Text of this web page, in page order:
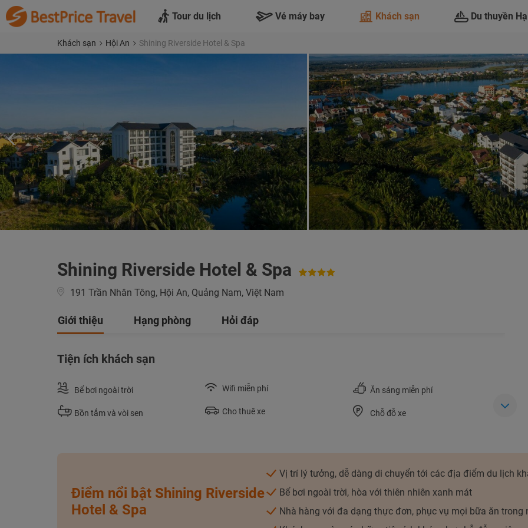
Tour du lịch Vé máy bay Khách sạn Du thuyền
Khách sạn Hội An Shining Riverside Hotel & Spa
Shining Riverside Hotel & Spa
191 Trần Nhân Tông, Hội An, Quảng Nam, Việt Nam
Giới thiệu Hạng phòng Hỏi đáp
Tiện ích khách sạn
Bể bơi ngoài trời Wifi miễn phí Ăn sáng miễn phí
Bồn tắm và vòi sen Cho thuê xe Chỗ đỗ xe
Điểm nổi bật Shining Riverside
Hotel & Spa
Vị trí lý tưởng, dễ dàng di chuyển tới các địa điểm du lịch
Bể bơi ngoài trời, hòa với thiên nhiên xanh mát
Nhà hàng với đa dạng thực đơn, phục vụ mọi bữa ăn trong